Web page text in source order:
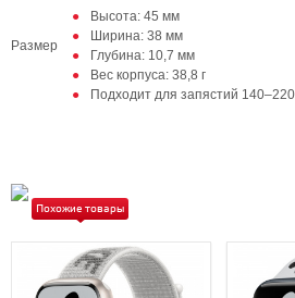
Размер
Высота: 45 мм
Ширина: 38 мм
Глубина: 10,7 мм
Вес корпуса: 38,8 г
Подходит для запястий
Похожие товары